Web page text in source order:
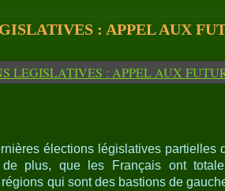
: APPEL AUX
élections législatives partielles
plus, que les Français ont
qui sont des bastions de